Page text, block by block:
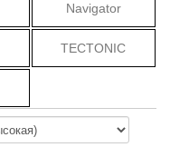
Navigator
TECTONIC